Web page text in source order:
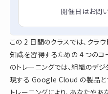
この 2 日間のクラスでは、クラ
知識を習得するための 4 つのコ
のトレーニングでは、組織のデ
現する Google Cloud の製品と
トレーニングにより、あなたや
開催日はお問